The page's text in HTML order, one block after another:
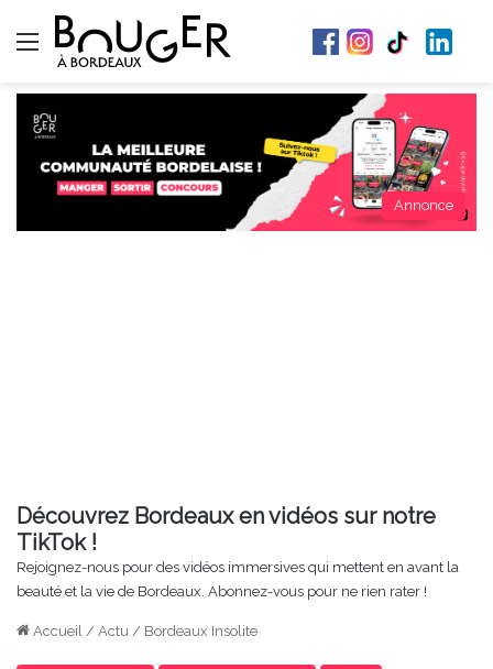
Menu
Annonce
Découvrez Bordeaux en vidéos sur notre
TikTok !
Rejoignez-nous pour des vidéos immersives qui mettent en avant la
beauté et la vie de Bordeaux. Abonnez-vous pour ne rien rater !
Accueil / Actu / Bordeaux Insolite